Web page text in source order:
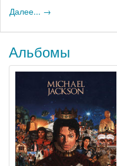
Далее... →
Альбомы